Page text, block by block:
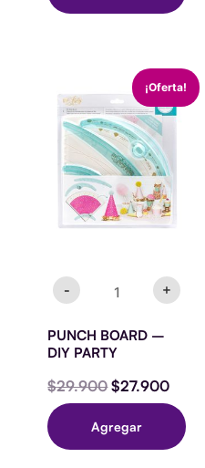
¡Oferta!
-
PUNCH
BOARD
-
DIY
PARTY
cantidad
+
PUNCH BOARD –
DIY PARTY
$29.900
precio
original
era:
$29.900.
$27.900
precio
actual
Agregar